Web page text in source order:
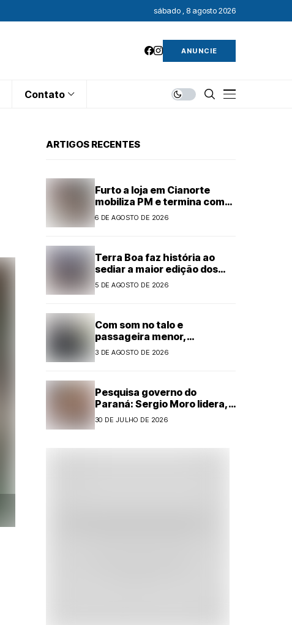
sábado , 8 agosto 2026
ANUNCIE
Contato
ARTIGOS RECENTES
Furto a loja em Cianorte
mobiliza PM e termina com
adolescentes apreendidos
6 DE AGOSTO DE 2026
Terra Boa faz história ao
sediar a maior edição dos
Jogos 60+
5 DE AGOSTO DE 2026
Com som no talo e
passageira menor,
motorista é preso por
3 DE AGOSTO DE 2026
Pesquisa governo do
Paraná: Sergio Moro lidera,
mas Sandro Alex reduz
30 DE JULHO DE 2026